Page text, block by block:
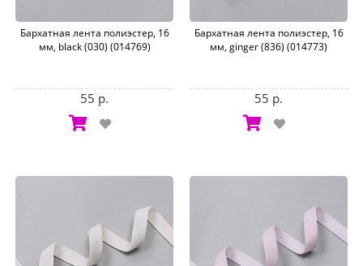
Бархатная лента полиэстер, 16
мм, black (030) (014769)
55 р.
Бархатная лента полиэстер, 16
мм, ginger (836) (014773)
55 р.